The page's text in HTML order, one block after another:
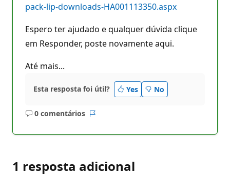
pack-lip-downloads-HA001113350.aspx
Espero ter ajudado e qualquer dúvida clique
em Responder, poste novamente aqui.
Até mais...
Esta resposta foi útil? Yes No
0 comentários
Sem
1 resposta adicional